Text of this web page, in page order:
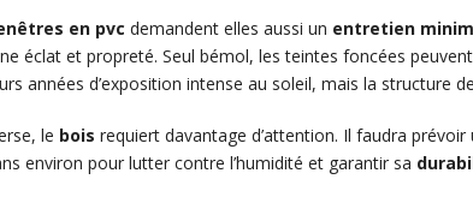
en pvc demandent elles aussi un entretien
éclat et propreté. Seul bémol, les teintes foncées
années d’exposition intense au soleil, mais la structure
le bois requiert davantage d’attention. Il faudra
environ pour lutter contre l’humidité et garantir sa